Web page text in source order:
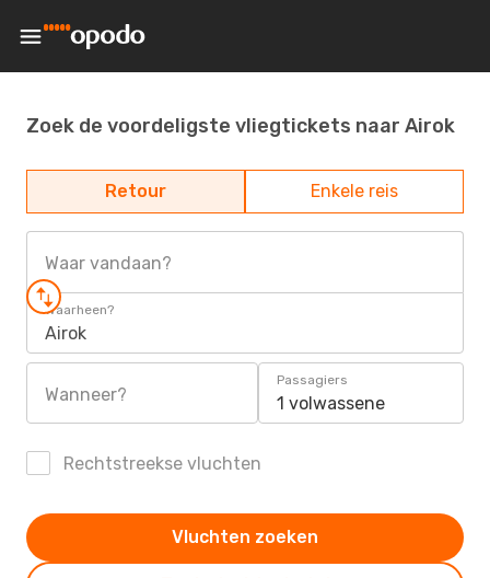
Zoek de voordeligste vliegtickets naar Airok
Retour Enkele reis
Waar vandaan?
Waarheen?
Airok
Wanneer?
Passagiers
1 volwassene
Rechtstreekse vluchten
Vluchten zoeken